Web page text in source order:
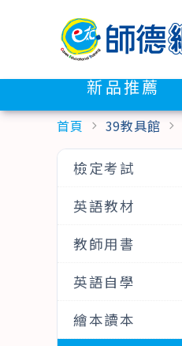
新品推薦
首頁 chevron_right 39教具館 chevron_right
檢定考試
英語教材
教師用書
英語自學
繪本讀本